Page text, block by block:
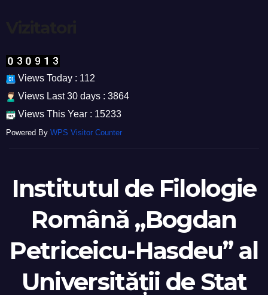
Views Today : 112
Views Last 30 days : 3864
Views This Year : 15233
Powered By WPS Visitor Counter
Institutul de Filologie
Română „Bogdan
Petriceicu-Hasdeu” al
Universității de Stat